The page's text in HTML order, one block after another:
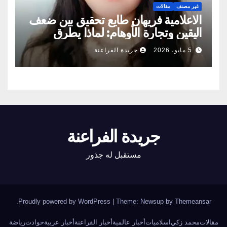
غير مصنف مقالات
الاعلامية فريهان طايع تحقيق بين ضعف
اليقين وتجارة الأوهام: لماذا يطرق
الناس أبواب المشعوذين
5 مايو، 2026 جريدة الفراعنة
جريدة الفراعنة
مستقبل له جذور
Proudly powered by WordPress Theme: Newsup by Themeansar
.
مقالاتمحمد زكياسلامياتأخبار عالمية أخبار الفراعنة أخبار عربيةحوادثرياضة